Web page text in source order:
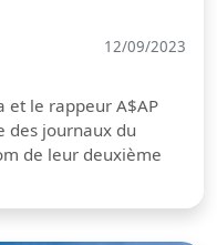
12/09/2023
et le rappeur A$AP
des journaux du
de leur deuxième